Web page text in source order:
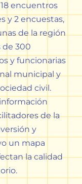
encuentros
y 2 encuestas,
de la región
de 300
y funcionarias
municipal y
civil.
de la
y
un mapa
la calidad